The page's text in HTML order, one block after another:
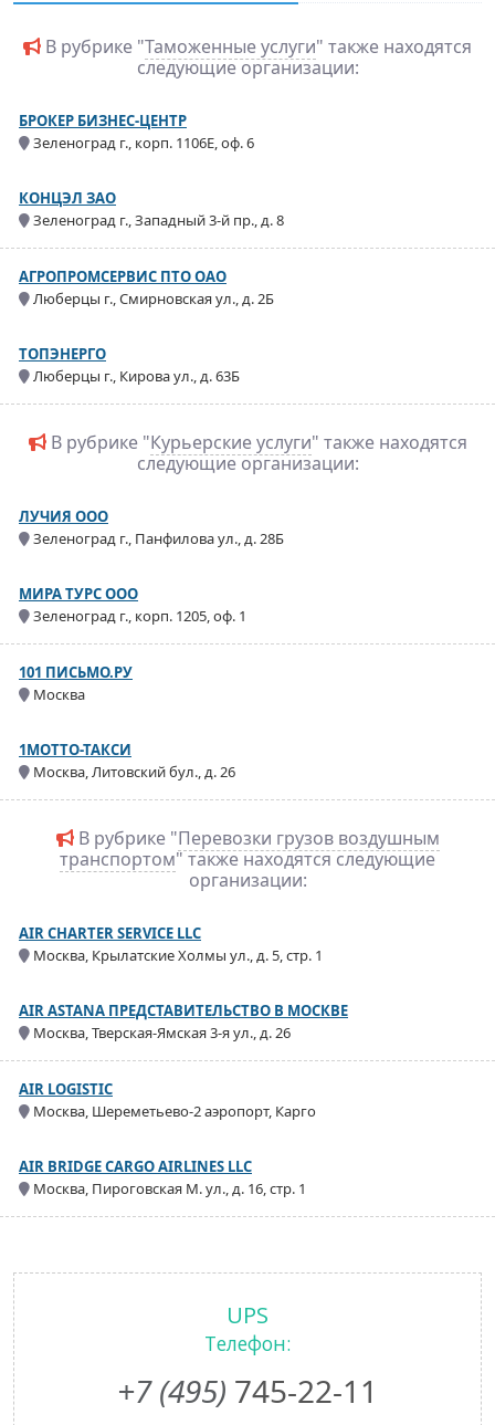
В рубрике "Таможенные услуги" также находятся
следующие организации:
БРОКЕР БИЗНЕС-ЦЕНТР
Зеленоград г., корп. 1106Е, оф. 6
КОНЦЭЛ ЗАО
Зеленоград г., Западный 3-й пр., д. 8
АГРОПРОМСЕРВИС ПТО ОАО
Люберцы г., Смирновская ул., д. 2Б
ТОПЭНЕРГО
Люберцы г., Кирова ул., д. 63Б
В рубрике "Курьерские услуги" также находятся
следующие организации:
ЛУЧИЯ ООО
Зеленоград г., Панфилова ул., д. 28Б
МИРА ТУРС ООО
Зеленоград г., корп. 1205, оф. 1
101 ПИСЬМО.РУ
Москва
1МОТТО-ТАКСИ
Москва, Литовский бул., д. 26
В рубрике "Перевозки грузов воздушным
транспортом" также находятся следующие
организации:
AIR CHARTER SERVICE LLC
Москва, Крылатские Холмы ул., д. 5, стр. 1
AIR ASTANA ПРЕДСТАВИТЕЛЬСТВО В МОСКВЕ
Москва, Тверская-Ямская 3-я ул., д. 26
AIR LOGISTIC
Москва, Шереметьево-2 аэропорт, Карго
AIR BRIDGE CARGO AIRLINES LLC
Москва, Пироговская М. ул., д. 16, стр. 1
UPS
Телефон:
+7 (495) 745-22-11